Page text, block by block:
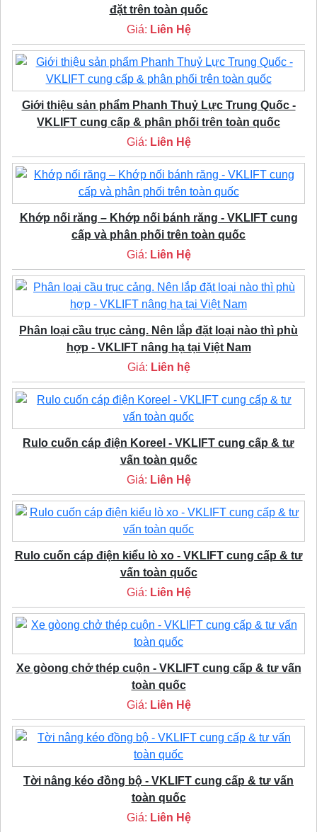
đặt trên toàn quốc
Giá: Liên Hệ
Giới thiệu sản phẩm Phanh Thuỷ Lực Trung Quốc -
VKLIFT cung cấp & phân phối trên toàn quốc
Giá: Liên Hệ
Khớp nối răng – Khớp nối bánh răng - VKLIFT cung
cấp và phân phối trên toàn quốc
Giá: Liên Hệ
Phân loại cầu trục cảng. Nên lắp đặt loại nào thì phù
hợp - VKLIFT nâng hạ tại Việt Nam
Giá: Liên hệ
Rulo cuốn cáp điện Koreel - VKLIFT cung cấp & tư
vấn toàn quốc
Giá: Liên Hệ
Rulo cuốn cáp điện kiểu lò xo - VKLIFT cung cấp & tư
vấn toàn quốc
Giá: Liên Hệ
Xe gòong chở thép cuộn - VKLIFT cung cấp & tư vấn
toàn quốc
Giá: Liên Hệ
Tời nâng kéo đồng bộ - VKLIFT cung cấp & tư vấn
toàn quốc
Giá: Liên Hệ